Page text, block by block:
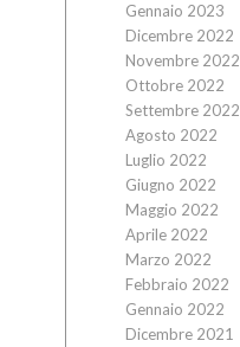
Gennaio 2023
Dicembre 2022
Novembre 2022
Ottobre 2022
Settembre 2022
Agosto 2022
Luglio 2022
Giugno 2022
Maggio 2022
Aprile 2022
Marzo 2022
Febbraio 2022
Gennaio 2022
Dicembre 2021